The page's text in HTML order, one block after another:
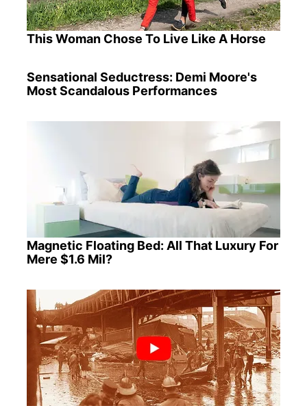
This Woman Chose To Live Like A Horse
Sensational Seductress: Demi Moore's
Most Scandalous Performances
Magnetic Floating Bed: All That Luxury For
Mere $1.6 Mil?